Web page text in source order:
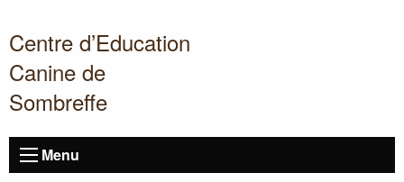
Centre d’Education
Canine de
Sombreffe
Menu